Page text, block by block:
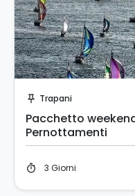
push_pin Trapani
Pacchetto
Pernottamenti
timer 3 Giorni